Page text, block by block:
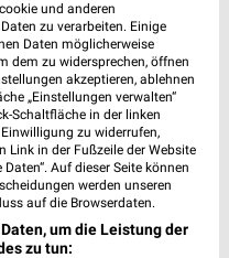
19,7 km
Preishits!
bis Fr. 21.08.
und anderen
zu verarbeiten. Einige
Daten möglicherweise
dem zu widersprechen, öffnen
akzeptieren, ablehnen
„Einstellungen verwalten“
Schaltfläche in der linken
zu widerrufen,
Link in der Fußzeile der Website
Auf dieser Seite können
werden unseren
auf die Browserdaten.
um die Leistung der
zu tun: